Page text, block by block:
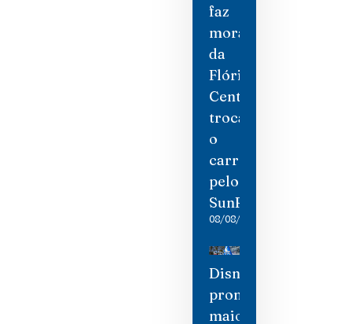
faz
moradores
da
Flórida
Central
trocarem
o
carro
pelo
SunRail
08/08/2026
Disney
promete
maior